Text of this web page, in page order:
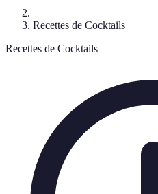
Recettes de Cocktails
Recettes de Cocktails